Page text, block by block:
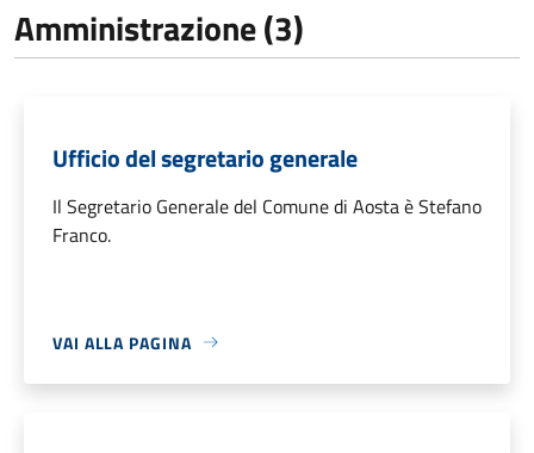
Amministrazione (3)
Ufficio del segretario generale
Il Segretario Generale del Comune di Aosta è Stefano
Franco.
VAI ALLA PAGINA